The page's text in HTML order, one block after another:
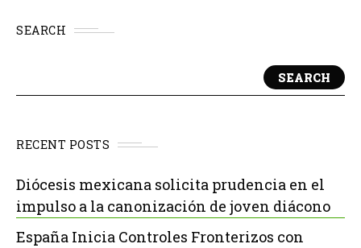
SEARCH
SEARCH
RECENT POSTS
Diócesis mexicana solicita prudencia en el
impulso a la canonización de joven diácono
España Inicia Controles Fronterizos con